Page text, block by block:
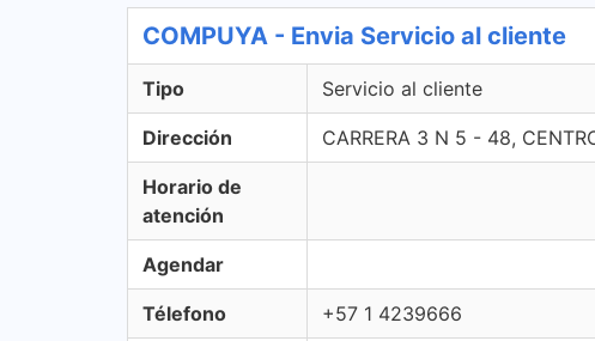
COMPUYA - Envia Servicio al cliente
Tipo Servicio al cliente
Dirección CARRERA 3 N 5 - 48,
Horario de
atención
Agendar
Télefono +57 1 4239666